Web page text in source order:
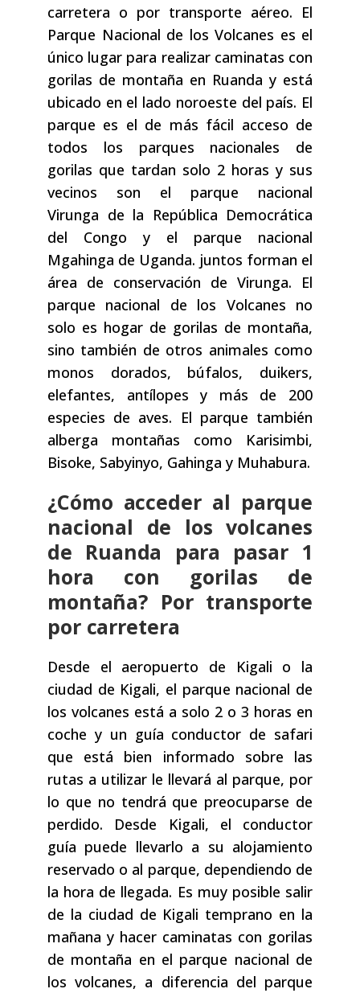
carretera o por transporte aéreo. El
Parque Nacional de los Volcanes es el
único lugar para realizar caminatas con
gorilas de montaña en Ruanda y está
ubicado en el lado noroeste del país. El
parque es el de más fácil acceso de
todos los parques nacionales de
gorilas que tardan solo 2 horas y sus
vecinos son el parque nacional
Virunga de la República Democrática
del Congo y el parque nacional
Mgahinga de Uganda. juntos forman el
área de conservación de Virunga. El
parque nacional de los Volcanes no
solo es hogar de gorilas de montaña,
sino también de otros animales como
monos dorados, búfalos, duikers,
elefantes, antílopes y más de 200
especies de aves. El parque también
alberga montañas como Karisimbi,
Bisoke, Sabyinyo, Gahinga y Muhabura.
¿Cómo acceder al parque
nacional de los volcanes
de Ruanda para pasar 1
hora con gorilas de
montaña? Por transporte
por carretera
Desde el aeropuerto de Kigali o la
ciudad de Kigali, el parque nacional de
los volcanes está a solo 2 o 3 horas en
coche y un guía conductor de safari
que está bien informado sobre las
rutas a utilizar le llevará al parque, por
lo que no tendrá que preocuparse de
perdido. Desde Kigali, el conductor
guía puede llevarlo a su alojamiento
reservado o al parque, dependiendo de
la hora de llegada. Es muy posible salir
de la ciudad de Kigali temprano en la
mañana y hacer caminatas con gorilas
de montaña en el parque nacional de
los volcanes, a diferencia del parque